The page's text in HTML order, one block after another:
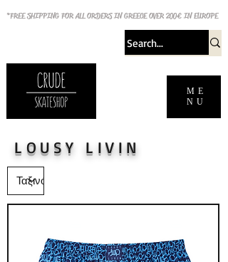
ME
NU
*FREE SHIPPING FOR ALL ORDERS IN GREECE OVER 200€ IN EUROPE
LOUSY LIVIN